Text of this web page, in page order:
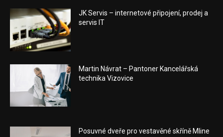
JK Servis – internetové připojení, prodej a
servis IT
Martin Návrat – Pantoner Kancelářská
technika Vizovice
Posuvné dveře pro vestavěné skříně Mline